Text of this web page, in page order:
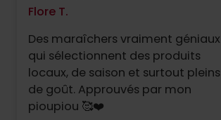
Flore T.
Des maraîchers vraiment géniaux
qui sélectionnent des produits
locaux, de saison et surtout pleins
de goût. Approuvés par mon
pioupiou 🥰❤️